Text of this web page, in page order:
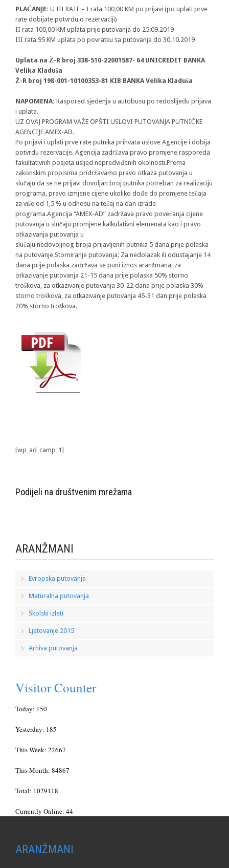
PLAĆANJE: U III RATE – I rata 100,00 KM po prijavi (po uplati prve
rate dobijate potvrdu o rezervaciji)
II rata 100,00 KM uplata prije putovanja do 25.09.2019
III rata 95 KM uplata po povratku sa putovanja do 30.10.2019
Uplata na Ž-R broj 338-510-22001587- 64 UNICREDIT BANKA
Velika Kladuša
Ž-R broj 198-001-10100353-81 KIB BANKA Velika Kladuša
NAPOMENA: Raspored sjedenja u autobusu po redoslijedu prijava
i uplata.
UZ OVAJ PROGRAM VAŽE OPŠTI USLOVI PUTOVANJA PUTNIČKE
AGENCIJE AMEX-AD.
Po prijavi i uplati prve rate putnika prihvata uslove Agencije i dobija
potvrdu rezervacije. Agencija zadržava pravo promjene rasporeda
fakultativnih posjeta usljed nepredviđenih okolnosti.Prema
zakonskim propisima pridržavamo pravo otkaza putovanja u
slučaju da se ne prijavi dovoljan broj putnika potreban za realizaciju
programa, pravo izmjene cijene ukoliko dođe do promjene tečaja
za više od 1,5 % u odnosu na tečaj na dan izrade
programa.Agencija “AMEX-AD” zadržava pravo povećanja cijene
putovanja u slučaju promjene kalkulativni elemenata kao i pravo
otkazivanja putovanja u
slučaju nedovoljnog broja prijavljenih putnika 5 dana prije polaska
na putovanje.Storniranje putovanja: Za nedolazak ili odustajanje 14
dana prije polaska zadržava se puni iznos aranžmana, za
otkazivanje putovanja 21-15 dana prije polaska 50% storno
troškova, za otkazivanje putovanja 30-22 dana prije polaska 30%
storno troškova, za otkazivanje putovanja 45-31 dan prije polaska
20% storno troškova.
[wp_ad_camp_1]
Podijeli na društvenim mrežama
ARANŽMANI
Evropska putovanja
Maturalna putovanja
Školski izleti
Ljetovanje 2015
Arhiva putovanja
Visitor Counter
Today: 150
Yesterday: 185
This Week: 22667
This Month: 84867
Total: 1029118
Currently Online: 44
ARANŽMANI